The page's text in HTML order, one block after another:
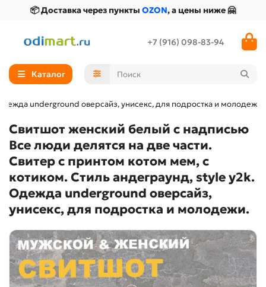
📦 Доставка через пункты OZON, а цены ниже 🤗
+7 (916) 098-83-94
Каталог
underground оверсайз, унисекс, для подростка и молодежи.
Свитшот женский белый с надписью
Все люди делятся на две части.
Свитер с принтом котом мем, с
котиком. Стиль андеграунд, style y2k.
Одежда underground оверсайз,
унисекс, для подростка и молодежи.